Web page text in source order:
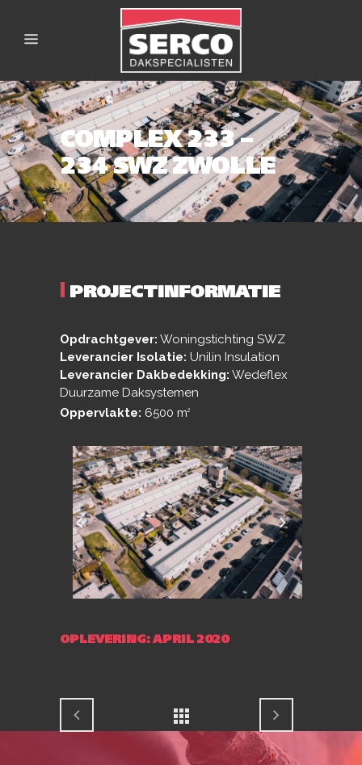
COMPLEX 233 –
234 SWZ ZWOLLE
| PROJECTINFORMATIE
Opdrachtgever: Woningstichting SWZ
Leverancier Isolatie: Unilin Insulation
Leverancier Dakbedekking: Wedeflex
Duurzame Daksystemen
Oppervlakte: 6500 m2
OPLEVERING: APRIL 2020